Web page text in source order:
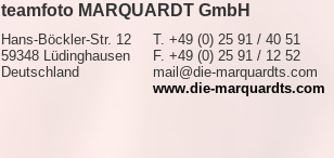
teamfoto MARQUARDT GmbH
Hans-Böckler-Str. 12
59348 Lüdinghausen
Deutschland
T. +49 (0) 25 91 / 40 51
F. +49 (0) 25 91 / 12 52
mail@die-marquardts.com
www.die-marquardts.com